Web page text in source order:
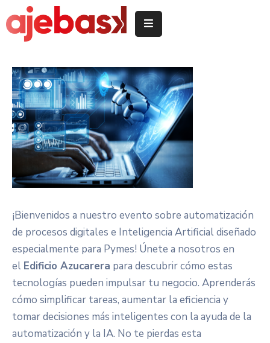
/
Hasiera
Delegeciones
Quiénes
somos
Nor
Servicios
/
Zerbitzuak
Beneficios
Onuragarriak
Eventos
¡Bienvenidos a nuestro evento sobre automatización
de procesos digitales e Inteligencia Artificial diseñado
especialmente para Pymes! Únete a nosotros en
el Edificio Azucarera para descubrir cómo estas
tecnologías pueden impulsar tu negocio. Aprenderás
cómo simplificar tareas, aumentar la eficiencia y
tomar decisiones más inteligentes con la ayuda de la
automatización y la IA. No te pierdas esta